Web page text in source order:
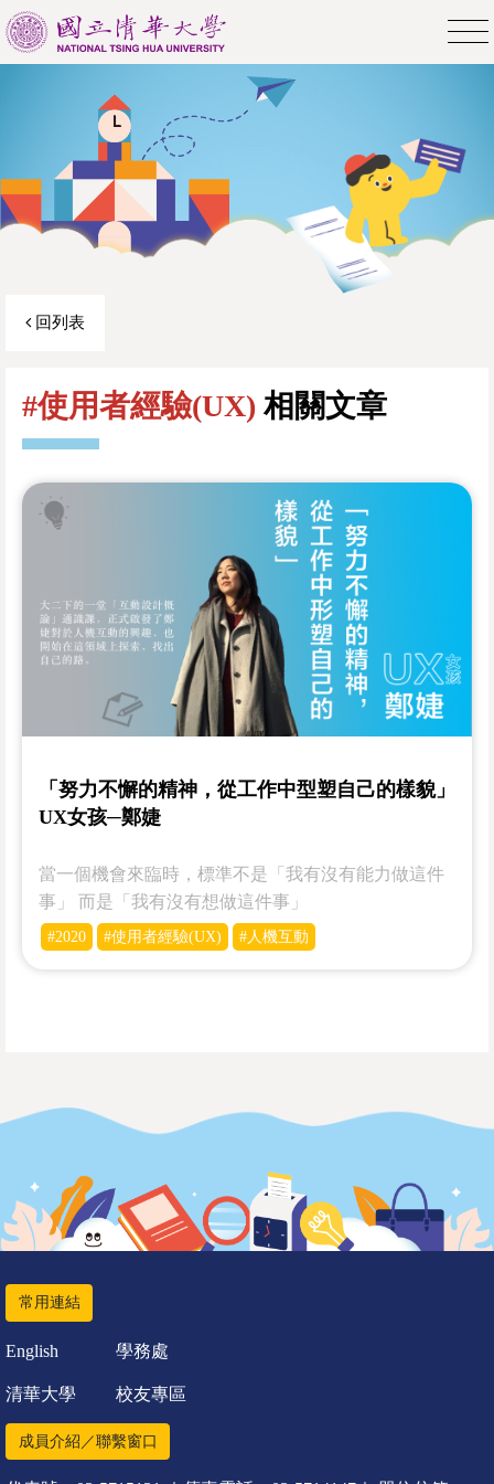
回列表
#使用者經驗(UX) 相關文章
「努力不懈的精神，從工作中型塑自己的樣貌」
UX女孩─鄭婕
當一個機會來臨時，標準不是「我有沒有能力做這件
事」 而是「我有沒有想做這件事」
#2020 #使用者經驗(UX) #人機互動
常用連結
English 學務處
清華大學 校友專區
成員介紹／聯繫窗口